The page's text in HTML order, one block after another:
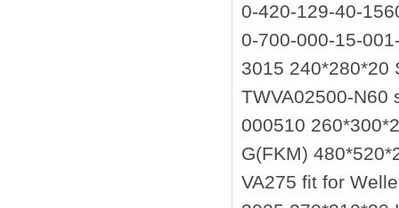
0-420-129-40-
0-700-000-15-
3015 240*280*20
TWVA02500-N60
000510
G(FKM)
VA275 fit for